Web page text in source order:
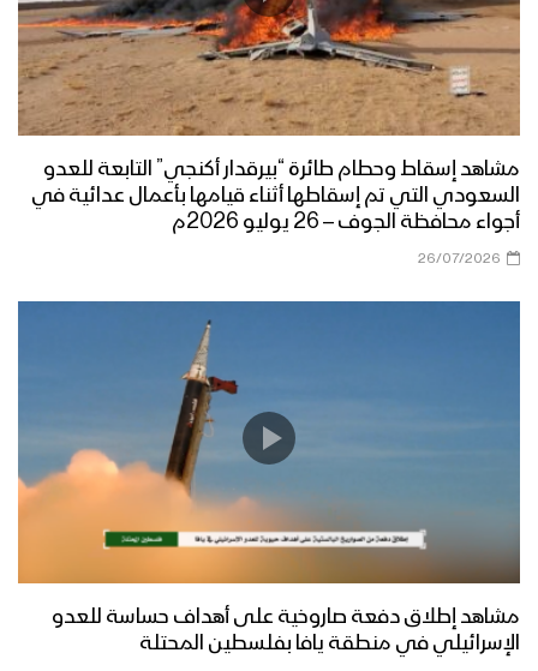
مشاهد إسقاط وحطام طائرة “بيرقدار أكنجي” التابعة للعدو
السعودي التي تم إسقاطها أثناء قيامها بأعمال عدائية في
أجواء محافظة الجوف – 26 يوليو 2026م
26/07/2026
مشاهد إطلاق دفعة صاروخية على أهداف حساسة للعدو
الإسرائيلي في منطقة يافا بفلسطين المحتلة